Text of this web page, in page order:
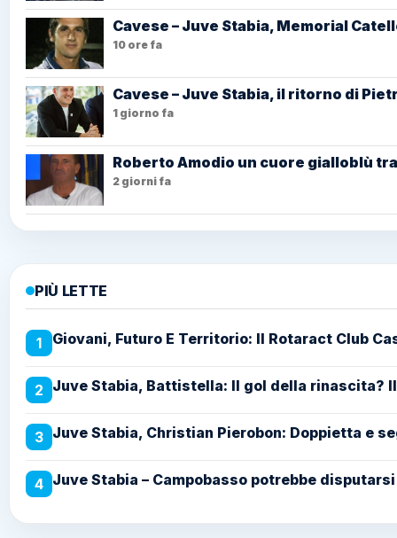
Cavese – Juve Stabia, Memorial
10 ore fa
Cavese – Juve Stabia, il ritorno di
1 giorno fa
Roberto Amodio un cuore gialloblù
2 giorni fa
PIÙ LETTE
1 Giovani, Futuro E Territorio: Il Rotaract Club
2 Juve Stabia, Battistella: Il gol della rinascita?
3 Juve Stabia, Christian Pierobon: Doppietta e
4 Juve Stabia – Campobasso potrebbe